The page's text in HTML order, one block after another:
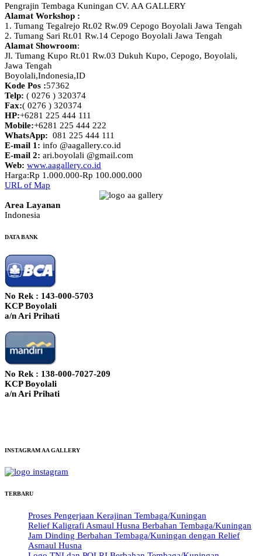
Pengrajin Tembaga Kuningan CV. AA GALLERY
Alamat Workshop :
1. Tumang Tegalrejo Rt.02 Rw.09 Cepogo Boyolali Jawa Tengah
2. Tumang Sari Rt.01 Rw.14 Cepogo Boyolali Jawa Tengah
Alamat Showroom:
Jl. Tumang Kupo Rt.01 Rw.03 Dukuh Kupo, Cepogo, Boyolali,
Jawa Tengah
Boyolali,Indonesia,ID
Kode Pos :57362
Telp: ( 0276 ) 320374
Fax:( 0276 ) 320374
HP:+6281 225 444 111
Mobile:+6281 225 444 222
WhatsApp: 081 225 444 111
E-mail 1: info @aagallery.co.id
E-mail 2: ari.boyolali @gmail.com
Web: www.aagallery.co.id
Harga:Rp 1.000.000-Rp 100.000.000
URL of Map
Area Layanan
Indonesia
DATA BANK
No Rek : 143-000-5703
KCP Boyolali
a/n Ari Prihati
No Rek : 138-000-7027-209
KCP Boyolali
a/n Ari Prihati
INSTAGRAM AA GALLERY
TERBARU
Proses Pengerjaan Kerajinan Tembaga/Kuningan
Relief Kaligrafi Asmaul Husna Berbahan Tembaga/Kuningan
Jam Dinding Berbahan Tembaga/Kuningan dengan Relief
Asmaul Husna